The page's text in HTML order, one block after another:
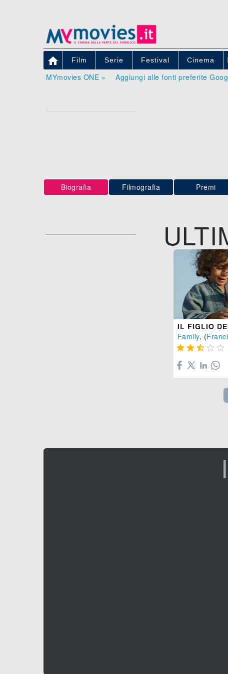
 Film Serie Festival Cinema
MYmovies ONE » Aggiungi alle fonti preferite
Biografia Filmografia Premi
IL FIGLIO
Family, (
    